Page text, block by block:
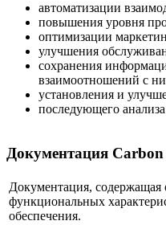
автоматизации
повышения уровня
оптимизации
улучшения
сохранения
взаимоотношений с
установления и
последующего анализа
Документация
Документация, содержащая
функциональных
обеспечения.